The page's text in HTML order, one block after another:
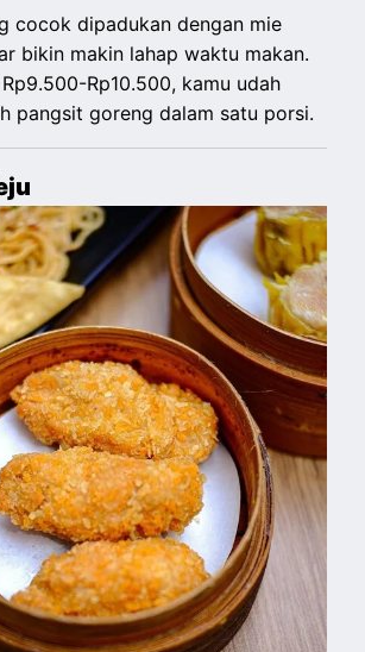
cocok dipadukan dengan mie
bikin makin lahap waktu makan.
Rp10.500, kamu udah
pangsit goreng dalam satu porsi.